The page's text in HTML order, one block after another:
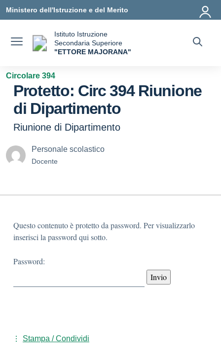
Ministero dell'Istruzione e del Merito
Istituto Istruzione
Secondaria Superiore
"ETTORE MAJORANA"
Circolare 394
Protetto: Circ 394 Riunione
di Dipartimento
Riunione di Dipartimento
Personale scolastico
Docente
Questo contenuto è protetto da password. Per visualizzarlo
inserisci la password qui sotto.
Password:
Stampa / Condividi